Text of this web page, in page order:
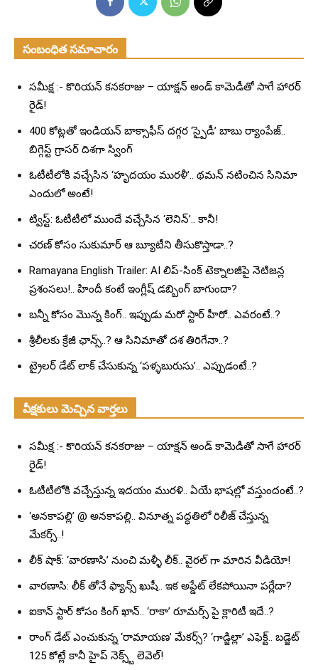
సంబంధిత సమాచారం
సమీక్ష :- కొరియన్ కనకరాజు – యాక్షన్ అండ్ కామెడీతో సాగే హారర్
రైడ్!
400 కోట్లతో ఇండియన్ బాక్సాఫీస్ దగ్గర ‘స్పైడీ’ బాబు ర్యాంపేజ్..
బిగ్గెస్ట్ గ్రాసర్ దిశగా స్వింగ్
ఓటీటీలోకి వచ్చేసిన ‘హృదయం మురళీ’.. థమన్ నటించిన సినిమా
ఎందులో అంటే!
ట్విస్ట్: ఓటీటీలో ముందే వచ్చేసిన ‘లెనిన్’.. కానీ!
చరణ్ కోసం సుకుమార్ ఆ బ్యూటీని తీసుకొస్తాడా..?
Ramayana English Trailer: AI లిప్-సింక్ టెక్నాలజీపై నెటిజన్ల
ప్రశంసలు!.. హిందీ కంటే ఇంగ్లీష్ డబ్బింగ్ బాగుందా?
బన్నీ కోసం మొన్న కింగ్.. ఇప్పుడు మరో స్టార్ హీరో.. ఎవరంటే..?
శ్రీలీలకు క్రేజీ ఛాన్స్..? ఆ సినిమాతో దశ తిరిగేనా..?
ట్రైలర్ డేట్ లాక్ చేసుకున్న ‘పళ్ళబురుసు’.. ఎప్పుడంటే..?
వీక్షకులు మెచ్చిన వార్తలు
సమీక్ష :- కొరియన్ కనకరాజు – యాక్షన్ అండ్ కామెడీతో సాగే హారర్
రైడ్!
ఓటీటీలోకి వచ్చేస్తున్న ఇదయం మురళి.. ఏయే భాషల్లో వస్తుందంటే..?
‘అనకాపల్లి’ @ అనకాపల్లి.. వినూత్న పద్ధతిలో రిలీజ్ చేస్తున్న
మేకర్స్..!
లీక్ షాక్: ‘వారణాసి’ నుంచి మళ్ళీ లీక్.. వైరల్ గా మారిన వీడియో!
వారణాసి: లీక్ తోనే ఫ్యాన్స్ ఖుషీ.. ఇక అప్డేట్ లేకపోయినా పర్లేదా?
ఐకాన్ స్టార్ కోసం కింగ్ ఖాన్.. ‘రాకా’ రూమర్స్ పై క్లారిటీ ఇదే..?
రాంగ్ డేట్ ఎంచుకున్న ‘రామాయణ’ మేకర్స్? ‘గాడ్జిల్లా’ ఎఫెక్ట్.. బడ్జెట్
125 కోట్లే కానీ హైప్ నెక్స్ట్ లెవెల్!